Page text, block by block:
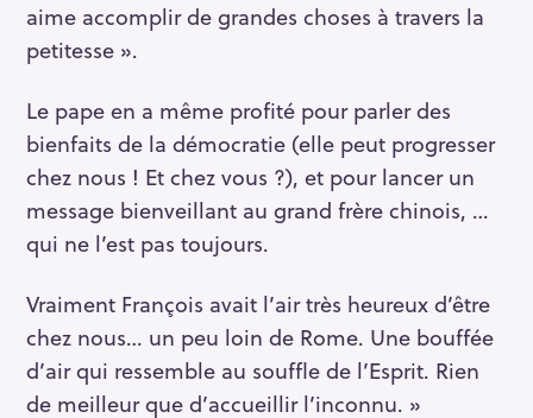
aime accomplir de grandes choses à travers la
petitesse ».
Le pape en a même profité pour parler des
bienfaits de la démocratie (elle peut progresser
chez nous ! Et chez vous ?), et pour lancer un
message bienveillant au grand frère chinois, …
qui ne l’est pas toujours.
Vraiment François avait l’air très heureux d’être
chez nous… un peu loin de Rome. Une bouffée
d’air qui ressemble au souffle de l’Esprit. Rien
de meilleur que d’accueillir l’inconnu. »